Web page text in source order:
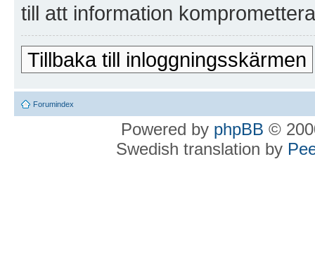
till att information
Tillbaka till inloggningsskärmen
Forumindex
Powered by phpBB ©
Swedish translation by